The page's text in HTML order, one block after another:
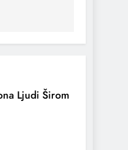
Ljudi Širom